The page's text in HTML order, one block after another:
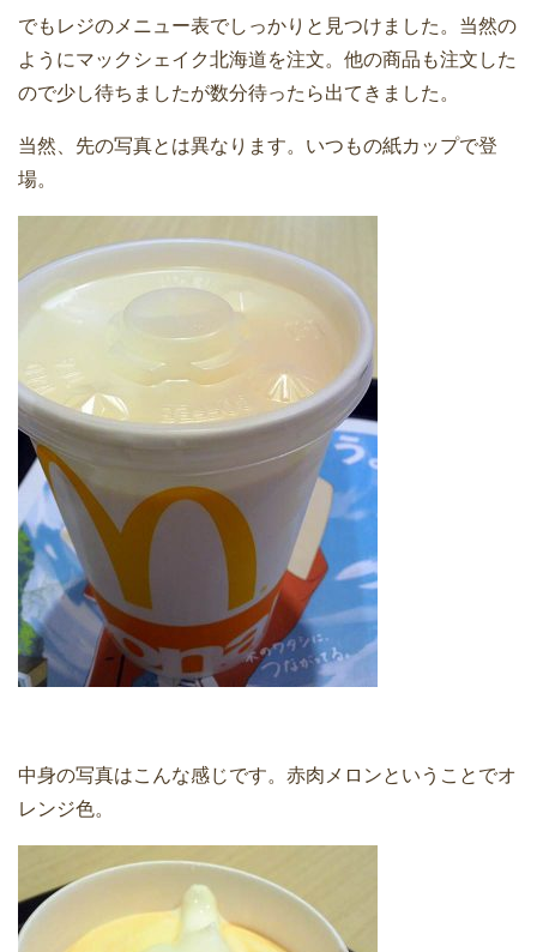
でもレジのメニュー表でしっかりと見つけました。当然の
ようにマックシェイク北海道を注文。他の商品も注文した
ので少し待ちましたが数分待ったら出てきました。
当然、先の写真とは異なります。いつもの紙カップで登
場。
中身の写真はこんな感じです。赤肉メロンということでオ
レンジ色。